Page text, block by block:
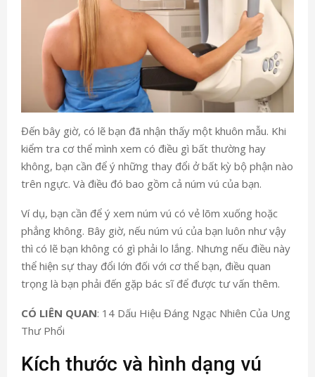
Đến bây giờ, có lẽ bạn đã nhận thấy một khuôn mẫu. Khi
kiểm tra cơ thể mình xem có điều gì bất thường hay
không, bạn cần để ý những thay đổi ở bất kỳ bộ phận nào
trên ngực. Và điều đó bao gồm cả núm vú của bạn.
Ví dụ, bạn cần để ý xem núm vú có vẻ lõm xuống hoặc
phẳng không. Bây giờ, nếu núm vú của bạn luôn như vậy
thì có lẽ bạn không có gì phải lo lắng. Nhưng nếu điều này
thể hiện sự thay đổi lớn đối với cơ thể bạn, điều quan
trọng là bạn phải đến gặp bác sĩ để được tư vấn thêm.
CÓ LIÊN QUAN: 14 Dấu Hiệu Đáng Ngạc Nhiên Của Ung
Thư Phổi
Kích thước và hình dạng vú